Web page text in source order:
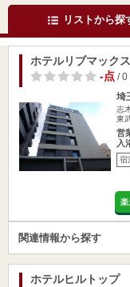
リストから探
ホテルリブマック
-点/ 0
埼
志
東
営
入
宿
楽
関連情報から探す
ホテルヒルトップ